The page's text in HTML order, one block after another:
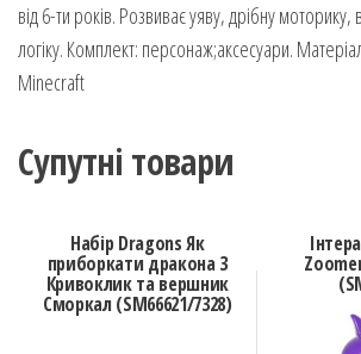
від 6-ти років. Розвиває уяву, дрібну моторику,
логіку. Комплект: персонаж;аксесуари.
Minecraft
Супутні товари
Набір Dragons Як
приборкати дракона 3
Кривоклик та вершник
Сморкал (SM66621/7328)